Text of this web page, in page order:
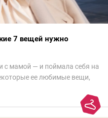
7 вещей нужно
с мамой — и поймала себя на
ее любимые вещи,
что сама мода сделала шаг